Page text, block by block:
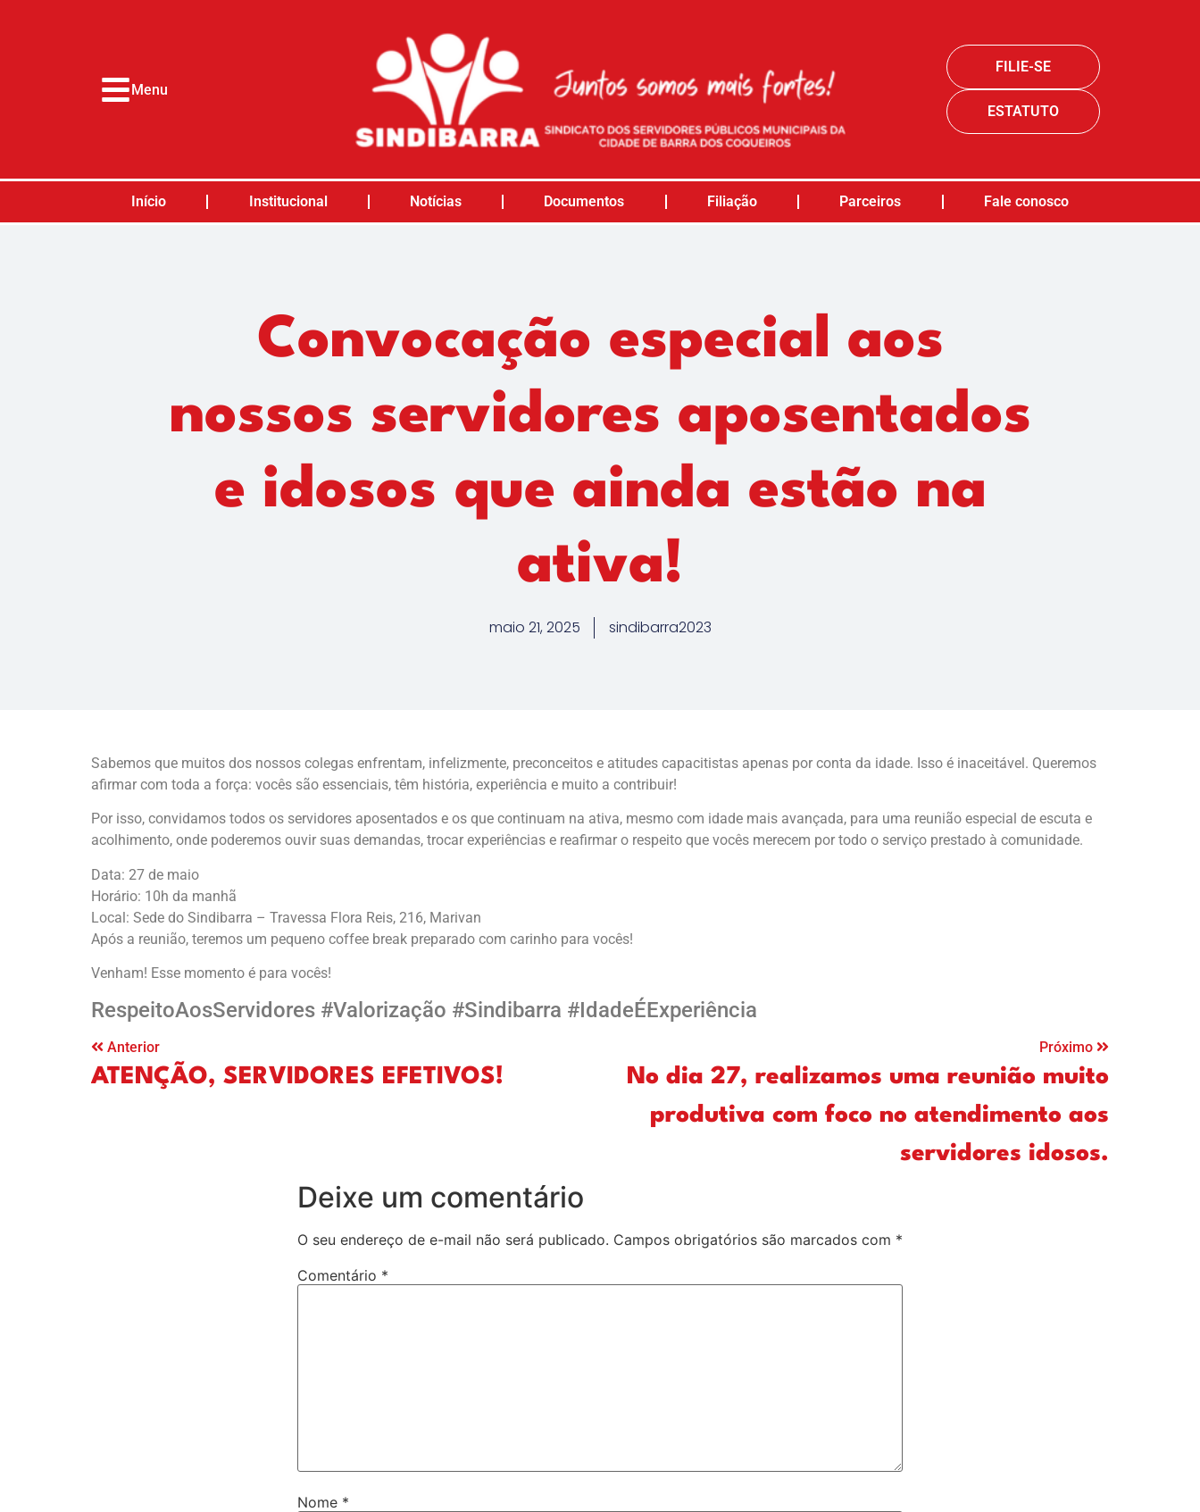
Menu
FILIE-SE
ESTATUTO
Início Institucional Notícias Documentos Filiação Parceiros Fale conosco
Convocação especial aos
nossos servidores aposentados
e idosos que ainda estão na
ativa!
maio 21, 2025 sindibarra2023
Sabemos que muitos dos nossos colegas enfrentam, infelizmente, preconceitos e atitudes capacitistas apenas por conta da idade. Isso é inaceitável. Queremos
afirmar com toda a força: vocês são essenciais, têm história, experiência e muito a contribuir!
Por isso, convidamos todos os servidores aposentados e os que continuam na ativa, mesmo com idade mais avançada, para uma reunião especial de escuta e
acolhimento, onde poderemos ouvir suas demandas, trocar experiências e reafirmar o respeito que vocês merecem por todo o serviço prestado à comunidade.
Data: 27 de maio
Horário: 10h da manhã
Local: Sede do Sindibarra – Travessa Flora Reis, 216, Marivan
Após a reunião, teremos um pequeno coffee break preparado com carinho para vocês!
Venham! Esse momento é para vocês!
RespeitoAosServidores #Valorização #Sindibarra #IdadeÉExperiência
Anterior
ATENÇÃO, SERVIDORES EFETIVOS!
Próximo
No dia 27, realizamos uma reunião muito
produtiva com foco no atendimento aos
servidores idosos.
Deixe um comentário
O seu endereço de e-mail não será publicado. Campos obrigatórios são marcados com *
Comentário *
Nome *